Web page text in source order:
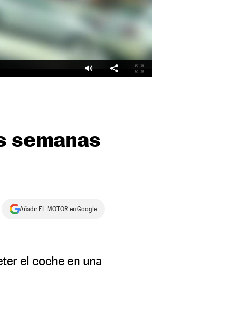
semanas
Añadir EL MOTOR en Google
el coche en una